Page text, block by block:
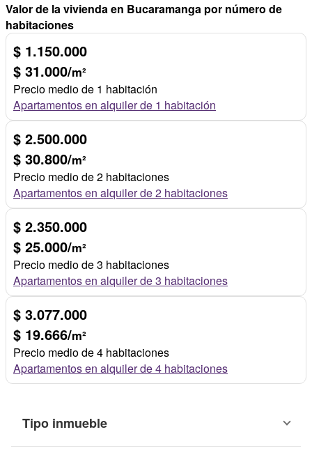
Valor de la vivienda en Bucaramanga por número de
habitaciones
$ 1.150.000
$ 31.000/m²
Precio medio de 1 habitación
Apartamentos en alquiler de 1 habitación
$ 2.500.000
$ 30.800/m²
Precio medio de 2 habitaciones
Apartamentos en alquiler de 2 habitaciones
$ 2.350.000
$ 25.000/m²
Precio medio de 3 habitaciones
Apartamentos en alquiler de 3 habitaciones
$ 3.077.000
$ 19.666/m²
Precio medio de 4 habitaciones
Apartamentos en alquiler de 4 habitaciones
Tipo inmueble